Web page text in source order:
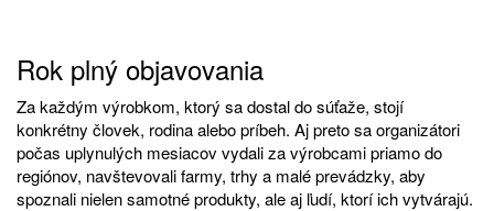
Rok plný objavovania
Za každým výrobkom, ktorý sa dostal do súťaže, stojí
konkrétny človek, rodina alebo príbeh. Aj preto sa organizátori
počas uplynulých mesiacov vydali za výrobcami priamo do
regiónov, navštevovali farmy, trhy a malé prevádzky, aby
spoznali nielen samotné produkty, ale aj ľudí, ktorí ich vytvárajú.